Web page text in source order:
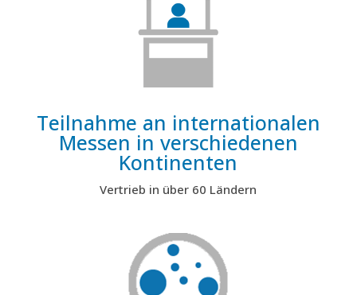
Teilnahme an internationalen
Messen in verschiedenen
Kontinenten
Vertrieb in über 60 Ländern